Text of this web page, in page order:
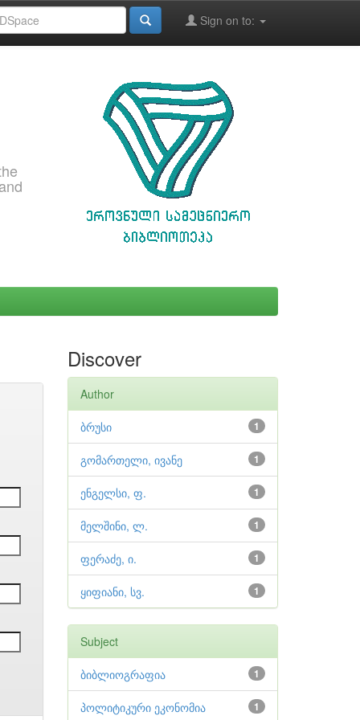
Sign on to:
Discover
Author
1
ბრუსი
1
გომართელი, ივანე
1
ენგელსი, ფ.
1
მელშინი, ლ.
1
ფერაძე, ი.
1
ყიფიანი, სვ.
Subject
1
ბიბლიოგრაფია
1
პოლიტიკური ეკონომია